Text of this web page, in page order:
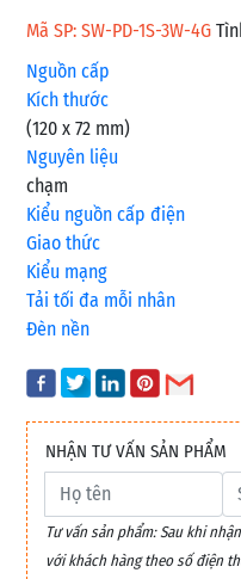
Mã SP: SW-PD-1S-3W-4G
Nguồn cấp
Kích thước
(120 x 72 mm)
Nguyên liệu
chạm
Kiểu nguồn cấp điện
Giao thức
Kiểu mạng
Tải tối đa mỗi nhân
Đèn nền
NHẬN TƯ VẤN SẢN PHẨM
Tư vấn sản phẩm: Sau khi
với khách hàng theo số điện